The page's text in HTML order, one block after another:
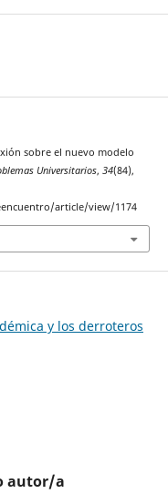
sobre el nuevo modelo
Universitarios, 34(84),
article/view/1174
y los derroteros
autor/a